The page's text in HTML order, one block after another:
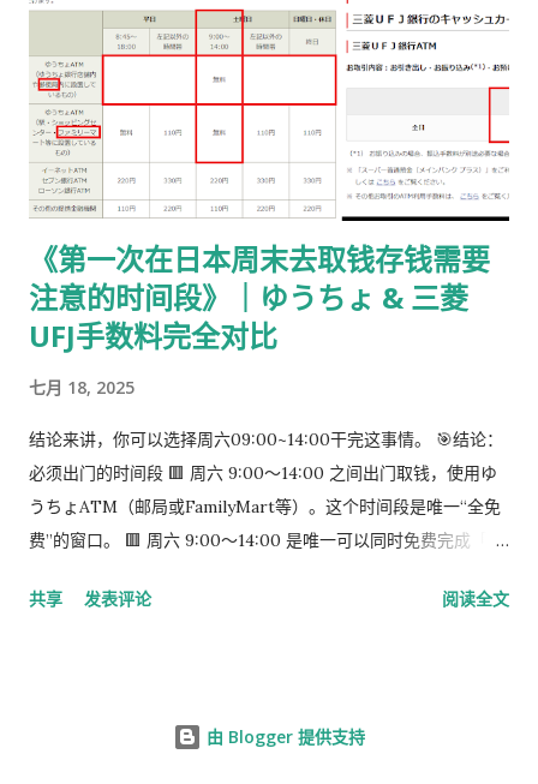
入印紙贴付栏」内： 贴 5,500 日元的收入印纸 可以是 两张或多
张 不重叠、不消印 📌 5,500 日元适用于： 2025 年 4 月 1 日以
后提交的在留期间更新 / 资格变更申请 ② 准备回邮用【レター
パック】 可以使用： 青色：レターパックライト（430 日元）
或红色：レターパックプラス（更稳，但非强制） 回邮用 レター
パック： 提前写好“收件人地址” 可写：本人住址 或 公司地址 不
要封口 可 对折一次 （标准做法） 📌 官方邮件只写「レターパッ
ク」， 没有指定必须 Plus，也没有写必须本人签收 。 ③ 用【简
易书留】寄给入管 把以下 3 样东西一起放入一个 A4 用信封 ：
手数料纳付书（已贴印纸） 当前持有的在留卡 正本 回邮用 レタ
ーパック（对折） 信封要求： 角2 或 角4 都可以 两者都能放 A4
入管、邮局 没有尺寸指定 用你手上的那个即可 到邮局柜台说一
件人（左上或背面）： 可以写 本人住址 也可以写 公司地址 只要
《第一次在日本周末去取钱存钱需要
注意的时间段》｜ゆうちょ & 三菱
UFJ手数料完全对比
七月 18, 2025
结论来讲，你可以选择周六09:00~14:00干完这事情。 🎯结论：
必须出门的时间段 🟥 周六 9:00～14:00 之间出门取钱，使用ゆ
うちょATM（邮局或FamilyMart等）。这个时间段是唯一“全免
费”的窗口。 🟥 周六 9:00～14:00 是唯一可以同时免费完成「三
能找到免费的。
共享 发表评论 阅读全文
由 Blogger 提供支持